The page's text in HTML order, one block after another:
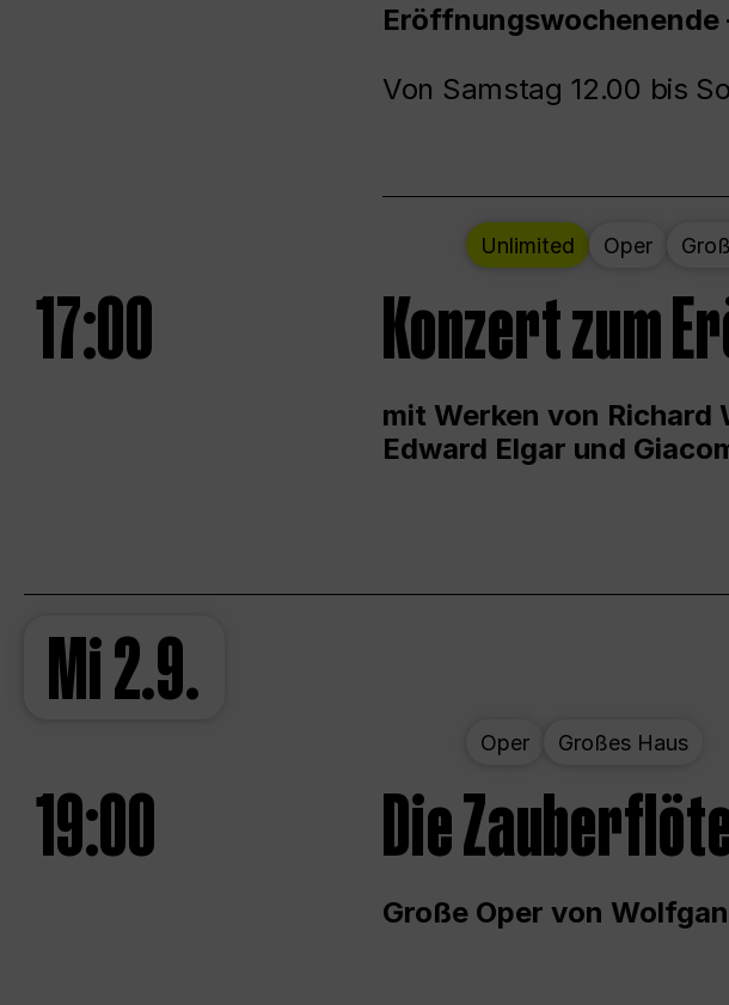
Von Samstag 12.00 bis
Unlimited Oper
17:00 Konzert zum
mit Werken von
Edward Elgar und
Mi2.9.
Oper Großes Haus
19:00 Die
Große Oper von